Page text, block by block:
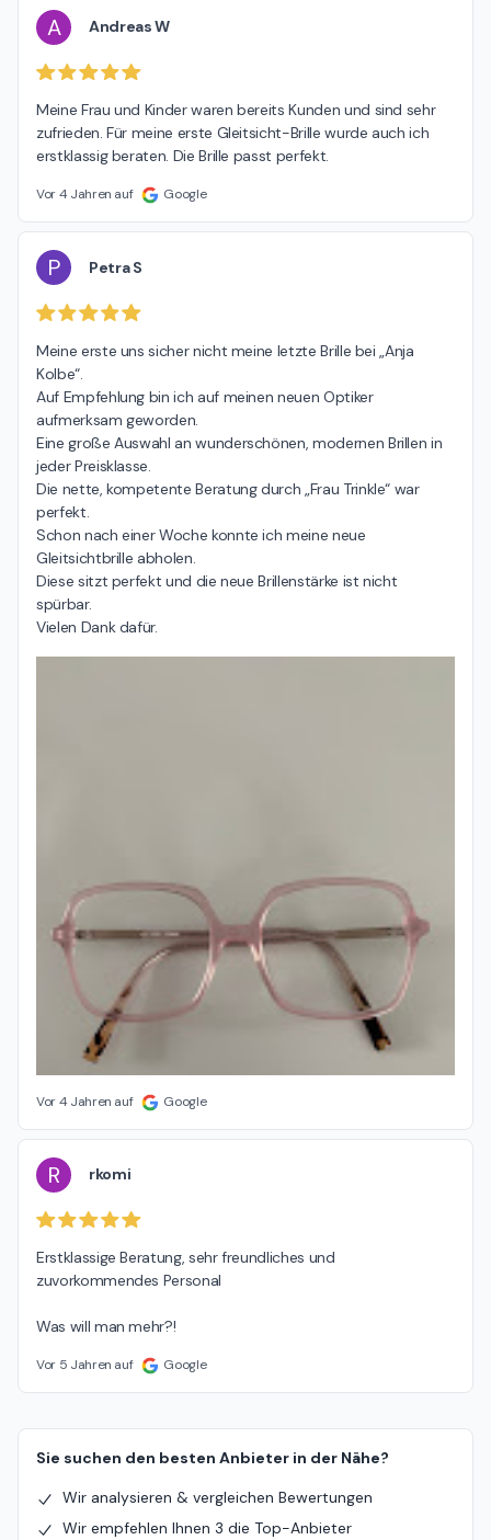
A Andreas W
Meine Frau und Kinder waren bereits Kunden und sind sehr
zufrieden. Für meine erste Gleitsicht-Brille wurde auch ich
erstklassig beraten. Die Brille passt perfekt.
Vor 4 Jahren auf Google
P Petra S
Meine erste uns sicher nicht meine letzte Brille bei „Anja
Kolbe“.
Auf Empfehlung bin ich auf meinen neuen Optiker
aufmerksam geworden.
Eine große Auswahl an wunderschönen, modernen Brillen in
jeder Preisklasse.
Die nette, kompetente Beratung durch „Frau Trinkle“ war
perfekt.
Schon nach einer Woche konnte ich meine neue
Gleitsichtbrille abholen.
Diese sitzt perfekt und die neue Brillenstärke ist nicht
spürbar.
Vielen Dank dafür.
Vor 4 Jahren auf Google
R rkomi
Erstklassige Beratung, sehr freundliches und
zuvorkommendes Personal
Was will man mehr?!
Vor 5 Jahren auf Google
Sie suchen den besten Anbieter in der Nähe?
Wir analysieren & vergleichen Bewertungen
Wir empfehlen Ihnen 3 die Top-Anbieter